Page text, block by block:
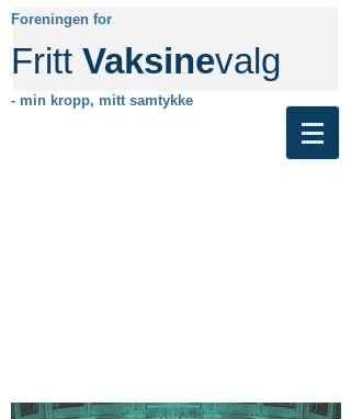
Foreningen for
Fritt Vaksinevalg
- min kropp, mitt samtykke